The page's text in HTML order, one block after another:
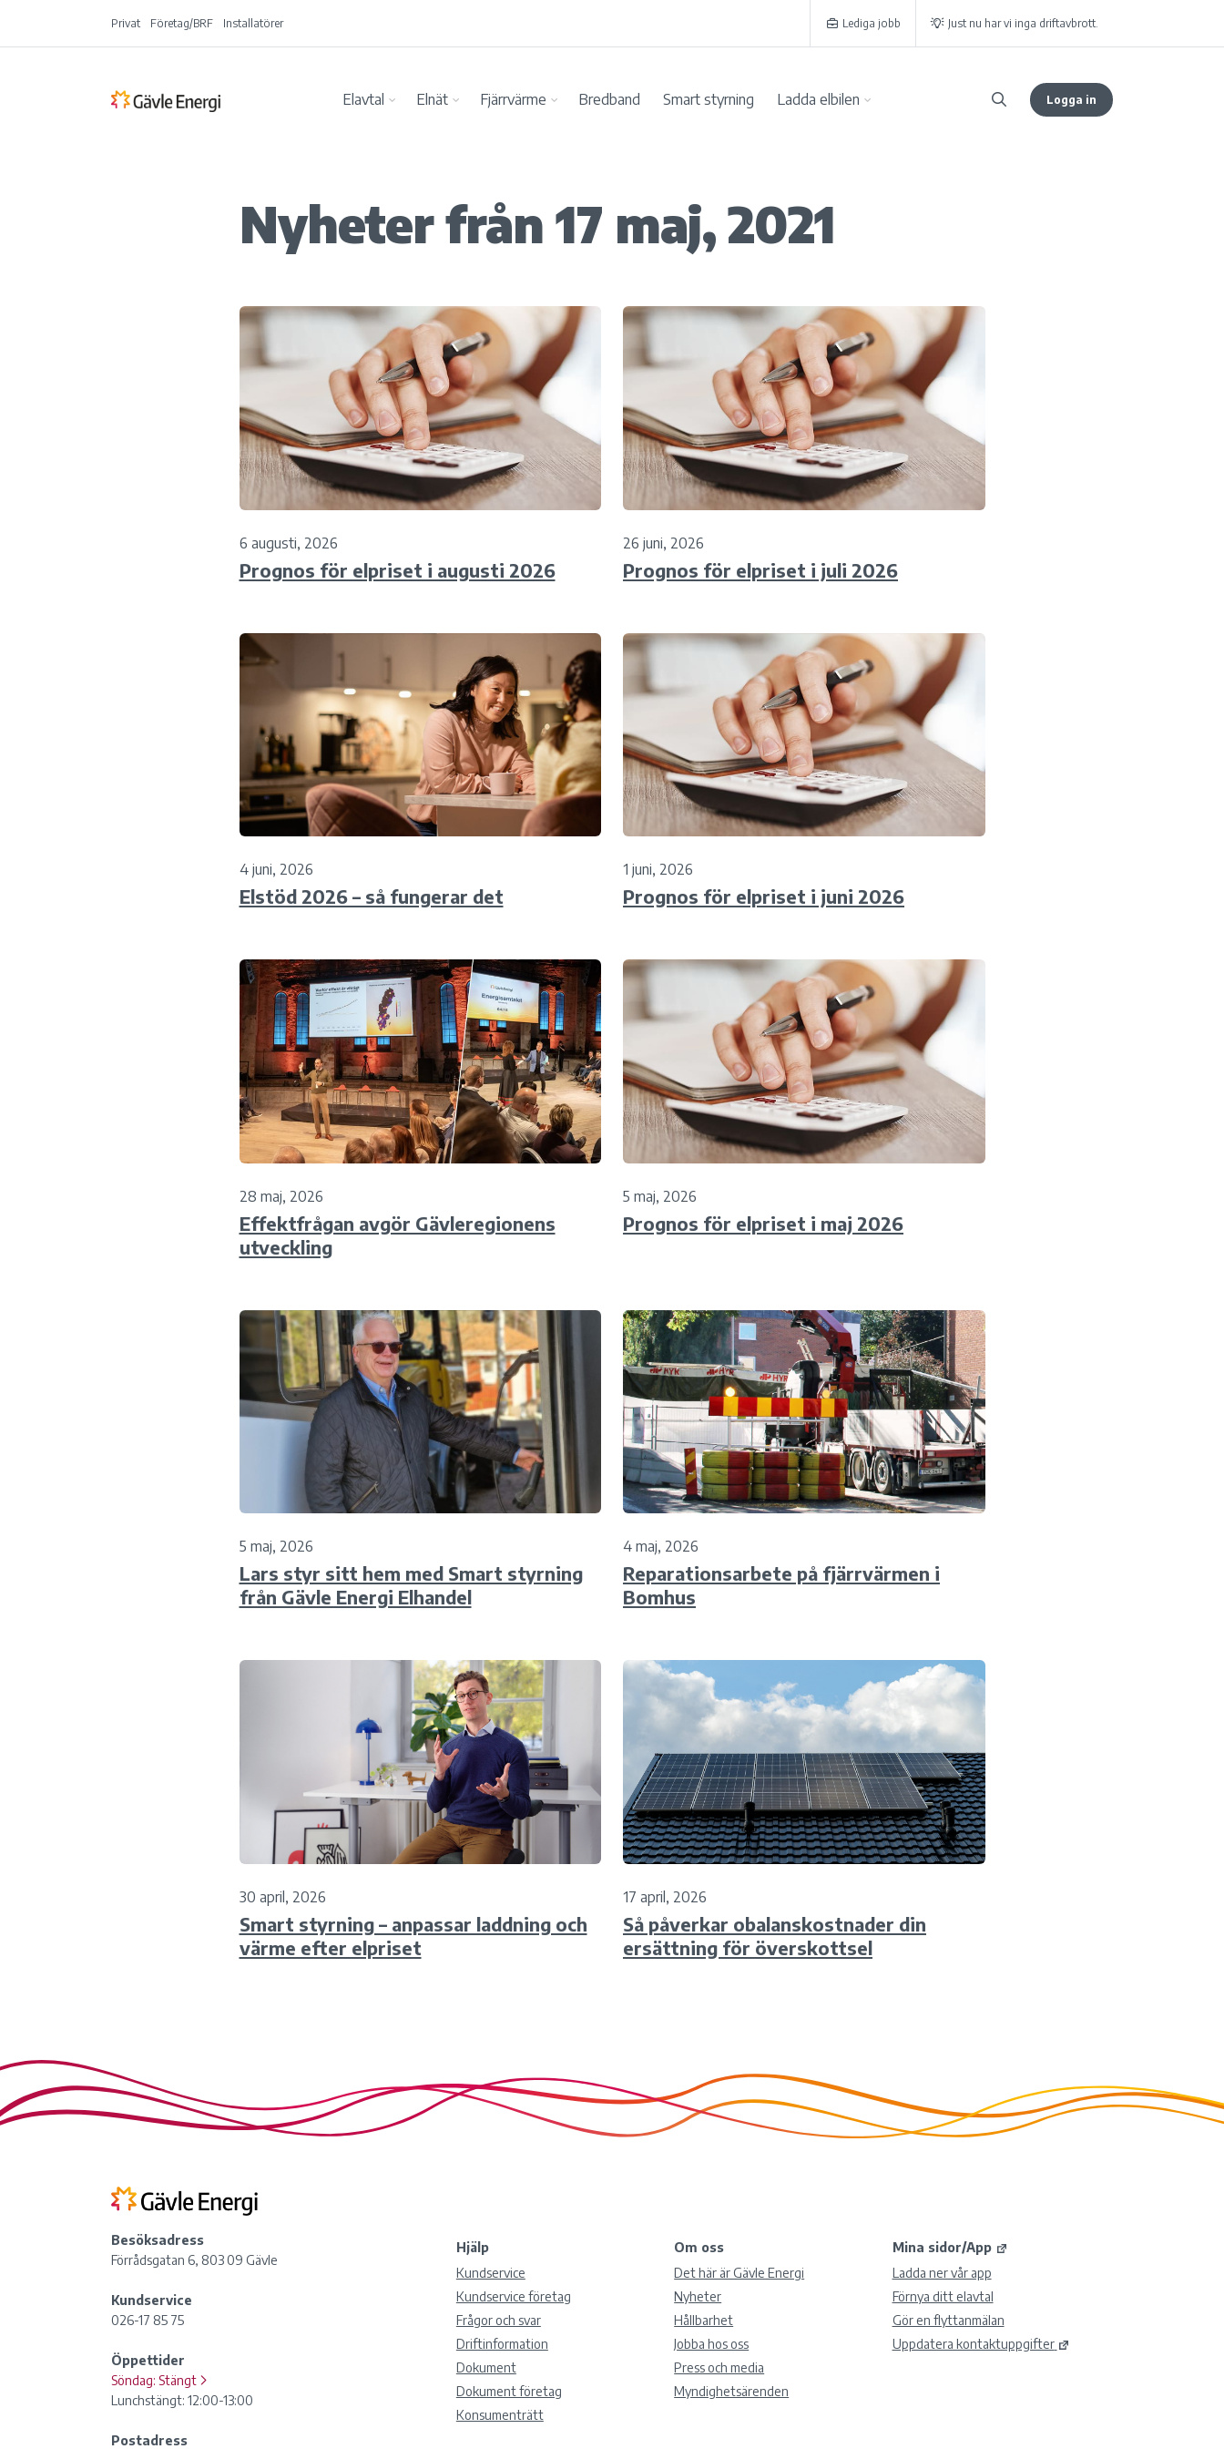
Privat Företag/BRF Installatörer Lediga jobb Just nu har vi inga driftavbrott.
Elavtal Elnät Fjärrvärme Bredband Smart styrning Ladda elbilen Logga in
Nyheter från 17 maj, 2021
6 augusti, 2026
Prognos för elpriset i augusti 2026
26 juni, 2026
Prognos för elpriset i juli 2026
4 juni, 2026
Elstöd 2026 – så fungerar det
1 juni, 2026
Prognos för elpriset i juni 2026
28 maj, 2026
Effektfrågan avgör Gävleregionens
utveckling
5 maj, 2026
Prognos för elpriset i maj 2026
5 maj, 2026
Lars styr sitt hem med Smart styrning
från Gävle Energi Elhandel
4 maj, 2026
Reparationsarbete på fjärrvärmen i
Bomhus
30 april, 2026
Smart styrning – anpassar laddning och
värme efter elpriset
17 april, 2026
Så påverkar obalanskostnader din
ersättning för överskottsel
Besöksadress
Förrådsgatan 6, 803 09 Gävle
Kundservice
026-17 85 75
Öppettider
Söndag: Stängt
Lunchstängt: 12:00-13:00
Postadress
Hjälp
Kundservice
Kundservice företag
Frågor och svar
Driftinformation
Dokument
Dokument företag
Konsumenträtt
Om oss
Det här är Gävle Energi
Nyheter
Hållbarhet
Jobba hos oss
Press och media
Myndighetsärenden
Mina sidor/App
Ladda ner vår app
Förnya ditt elavtal
Gör en flyttanmälan
Uppdatera kontaktuppgifter